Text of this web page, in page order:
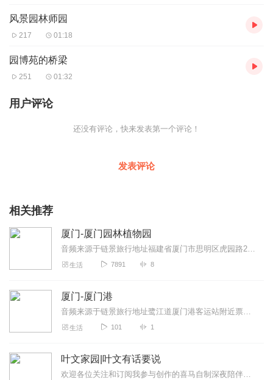
风景园林师园
217 01:18
园博苑的桥梁
251 01:32
用户评论
还没有评论，快来发表第一个评论！
发表评论
相关推荐
厦门-厦门园林植物园
音频来源于链景旅行地址福建省厦门市思明区虎园路25号票价描述成人40元，学生和60岁以上老人凭有效证件20元开放时间春夏（5月1日-10月7日）5:...
生活 7891 8
厦门-厦门港
音频来源于链景旅行地址鹭江道厦门港客运站附近票价描述暂无开放时间全天开放乘车信息暂无
生活 101 1
叶文家园|叶文有话要说
欢迎各位关注和订阅我参与创作的喜马自制深夜陪伴谈话栏目《听你说·百态人声》【听你说·百态人声】每晚直播连线真实人间故事|叶文现场互动中|人间冷暖，抱团取暖每周...